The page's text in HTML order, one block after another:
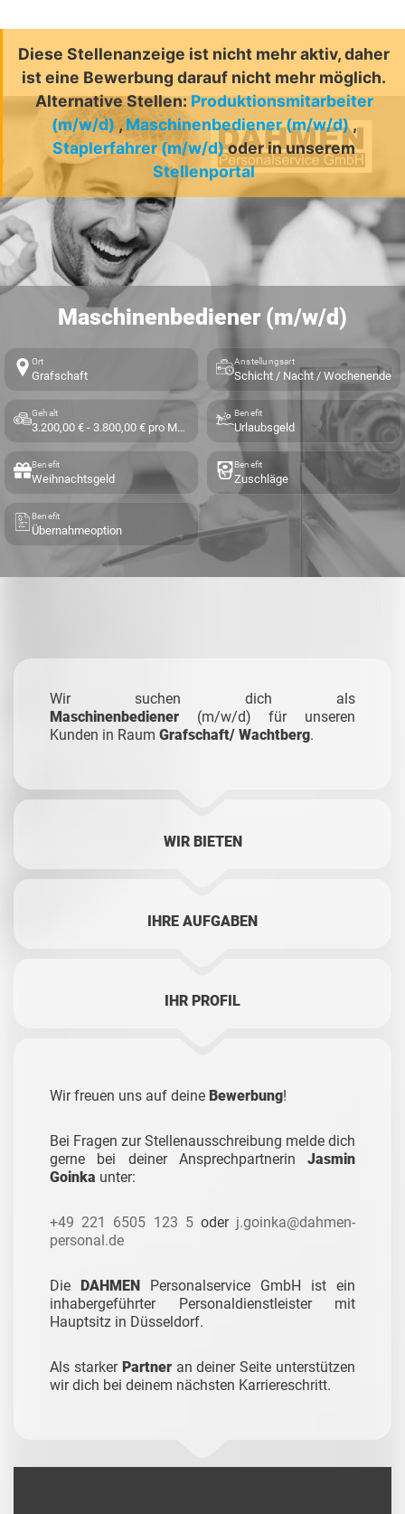
Diese Stellenanzeige ist nicht mehr aktiv, daher
ist eine Bewerbung darauf nicht mehr möglich.
Alternative Stellen: Produktionsmitarbeiter
(m/w/d) , Maschinenbediener (m/w/d),
Staplerfahrer (m/w/d)oder in unserem
Stellenportal
Maschinenbediener (m/w/d)
Ort
Grafschaft
Anstellungsart
Schicht / Nacht / Wochenende
Gehalt
3.200,00 € - 3.800,00 € pro Monat
Benefit
Urlaubsgeld
Benefit
Weihnachtsgeld
Benefit
Zuschläge
Benefit
Übernahmeoption
Wir suchen dich als
Maschinenbediener (m/w/d) für unseren
Kunden in Raum Grafschaft/ Wachtberg.
WIR BIETEN
IHRE AUFGABEN
IHR PROFIL
Wir freuen uns auf deine Bewerbung!
Bei Fragen zur Stellenausschreibung melde dich
gerne bei deiner Ansprechpartnerin Jasmin
Goinka unter:
+49 221 6505 123 5oder j.goinka@dahmen-
personal.de
Die DAHMEN Personalservice GmbH ist ein
inhabergeführter Personaldienstleister mit
Hauptsitz in Düsseldorf.
Als starker Partneran deiner Seite unterstützen
wir dich bei deinem nächsten Karriereschritt.